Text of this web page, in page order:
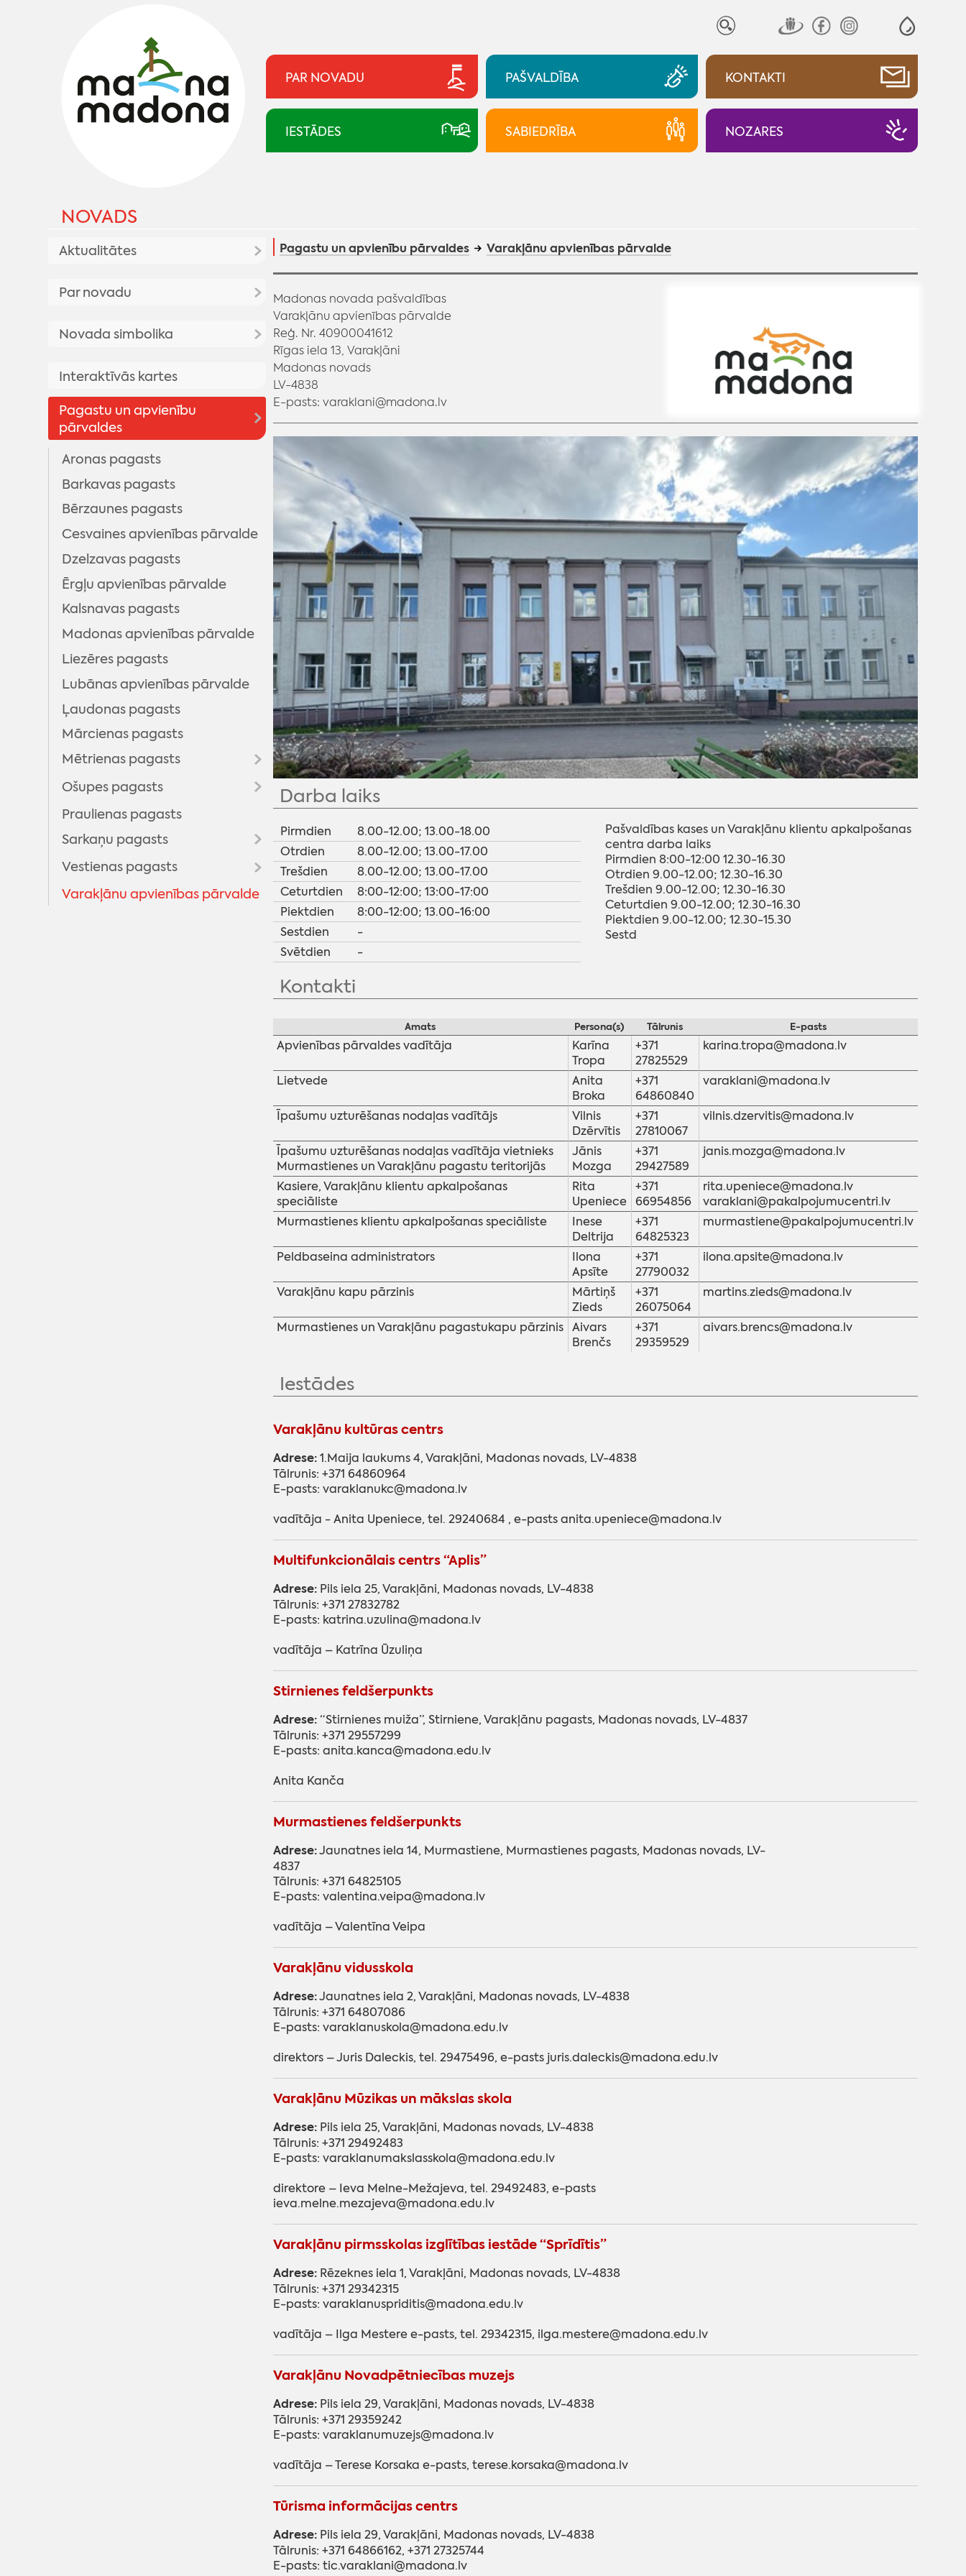
PAR NOVADU PAŠVALDĪBA KONTAKTI
IESTĀDES SABIEDRĪBA NOZARES
NOVADS
Aktualitātes
Aktualitātes
Madonas Novada Vēstnesis
Par novadu
Priekšsēdētāja uzruna
Madonas pilsētas vēsture
Vēsturisko foto galerija
Novada simbolika
Madonas novada simbolika
Madonas novada vizuālā
identitāte
Madonas novada ģerbonis
Karogs
Himna
Interaktīvās kartes
Pagastu un apvienību
pārvaldes
Aronas pagasts
Barkavas pagasts
Bērzaunes pagasts
Cesvaines apvienības pārvalde
Dzelzavas pagasts
Ērgļu apvienības pārvalde
Kalsnavas pagasts
Madonas apvienības pārvalde
Liezēres pagasts
Lubānas apvienības pārvalde
Ļaudonas pagasts
Mārcienas pagasts
Mētrienas pagasts
''Mētrienas dzīve''
Ošupes pagasts
''Klānu Vēstis''
Praulienas pagasts
Sarkaņu pagasts
''Sarkaņu ziņas''
Vestienas pagasts
Informatīvais izdevums ''Pie
Varakļānu apvienības pārvalde
Pagastu un apvienību pārvaldes Varakļānu apvienības pārvalde
Madonas novada pašvaldības
Varakļānu apvienības pārvalde
Reģ. Nr. 40900041612
Rīgas iela 13, Varakļāni
Madonas novads
LV-4838
E-pasts: varaklani@madona.lv
Darba laiks
Pirmdien
8.00-12.00; 13.00-18.00
Otrdien
8.00-12.00; 13.00-17.00
Trešdien
8.00-12.00; 13.00-17.00
Ceturtdien
8:00-12:00; 13:00-17:00
Piektdien
8:00-12:00; 13.00-16:00
Sestdien
-
Svētdien
-
Pašvaldības kases un Varakļānu klientu apkalpošanas
centra darba laiks
Pirmdien 8:00-12:00 12.30-16.30
Otrdien 9.00-12.00; 12.30-16.30
Trešdien 9.00-12.00; 12.30-16.30
Ceturtdien 9.00-12.00; 12.30-16.30
Piektdien 9.00-12.00; 12.30-15.30
Sestd
Kontakti
Amats Persona(s) Tālrunis E-pasts
Apvienības pārvaldes vadītāja
Karīna
Tropa
+371
27825529
karina.tropa@madona.lv
Lietvede
Anita
Broka
+371
64860840
varaklani@madona.lv
Īpašumu uzturēšanas nodaļas vadītājs
Vilnis
Dzērvītis
+371
27810067
vilnis.dzervitis@madona.lv
Īpašumu uzturēšanas nodaļas vadītāja vietnieks
Murmastienes un Varakļānu pagastu teritorijās
Jānis
Mozga
+371
29427589
janis.mozga@madona.lv
Kasiere, Varakļānu klientu apkalpošanas
speciāliste
Rita
Upeniece
+371
66954856
rita.upeniece@madona.lv
varaklani@pakalpojumucentri.lv
Murmastienes klientu apkalpošanas speciāliste
Inese
Deltrija
+371
64825323
murmastiene@pakalpojumucentri.lv
Peldbaseina administrators
Ilona
Apsīte
+371
27790032
ilona.apsite@madona.lv
Varakļānu kapu pārzinis
Mārtiņš
Zieds
+371
26075064
martins.zieds@madona.lv
Murmastienes un Varakļānu pagastukapu pārzinis Aivars
Brenčs
+371
29359529
aivars.brencs@madona.lv
Iestādes
Varakļānu kultūras centrs
Adrese:1.Maija laukums 4, Varakļāni, Madonas novads, LV-4838
Tālrunis: +371 64860964
E-pasts: varaklanukc@madona.lv
vadītāja - Anita Upeniece, tel. 29240684 , e-pasts anita.upeniece@madona.lv
Multifunkcionālais centrs “Aplis”
Adrese:Pils iela 25, Varakļāni, Madonas novads, LV-4838
Tālrunis: +371 27832782
E-pasts: katrina.uzulina@madona.lv
vadītāja – Katrīna Ūzuliņa
Stirnienes feldšerpunkts
Adrese:“Stirnienes muiža”, Stirniene, Varakļānu pagasts, Madonas novads, LV-4837
Tālrunis: +371 29557299
E-pasts: anita.kanca@madona.edu.lv
Anita Kanča
Murmastienes feldšerpunkts
Adrese:Jaunatnes iela 14, Murmastiene, Murmastienes pagasts, Madonas novads, LV-
4837
Tālrunis: +371 64825105
E-pasts: valentina.veipa@madona.lv
vadītāja – Valentīna Veipa
Varakļānu vidusskola
Adrese:Jaunatnes iela 2, Varakļāni, Madonas novads, LV-4838
Tālrunis: +371 64807086
E-pasts: varaklanuskola@madona.edu.lv
direktors – Juris Daleckis, tel. 29475496, e-pasts juris.daleckis@madona.edu.lv
Varakļānu Mūzikas un mākslas skola
Adrese:Pils iela 25, Varakļāni, Madonas novads, LV-4838
Tālrunis: +371 29492483
E-pasts: varaklanumakslasskola@madona.edu.lv
direktore – Ieva Melne-Mežajeva, tel. 29492483, e-pasts
ieva.melne.mezajeva@madona.edu.lv
Varakļānu pirmsskolas izglītības iestāde “Sprīdītis”
Adrese:Rēzeknes iela 1, Varakļāni, Madonas novads, LV-4838
Tālrunis: +371 29342315
E-pasts: varaklanuspriditis@madona.edu.lv
vadītāja – Ilga Mestere e-pasts, tel. 29342315, ilga.mestere@madona.edu.lv
Varakļānu Novadpētniecības muzejs
Adrese:Pils iela 29, Varakļāni, Madonas novads, LV-4838
Tālrunis: +371 29359242
E-pasts: varaklanumuzejs@madona.lv
vadītāja – Terese Korsaka e-pasts, terese.korsaka@madona.lv
Tūrisma informācijas centrs
Adrese:Pils iela 29, Varakļāni, Madonas novads, LV-4838
Tālrunis: +371 64866162, +371 27325744
E-pasts: tic.varaklani@madona.lv